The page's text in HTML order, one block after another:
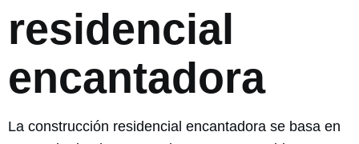
residencial
encantadora
La construcción residencial encantadora se basa en